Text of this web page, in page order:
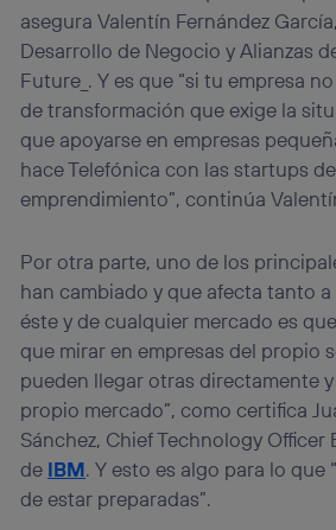
asegura Valentín Fernández
Desarrollo de Negocio y Alianzas
Future_. Y es que “si tu empresa
de transformación que exige la
que apoyarse en empresas
hace Telefónica con las startups
emprendimiento”, continúa
Por otra parte, uno de los
han cambiado y que afecta tanto
éste y de cualquier mercado es
que mirar en empresas del propio
pueden llegar otras directamente
propio mercado”, como certifica
Sánchez, Chief Technology Officer
de IBM. Y esto es algo para lo que
de estar preparadas”.